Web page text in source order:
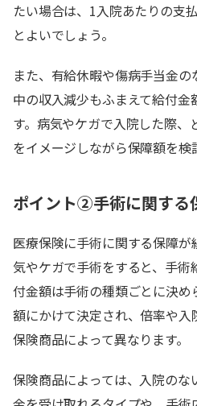
たい場合は、1入院あたりの支
とよいでしょう。
また、有給休暇や傷病手当金
中の収入減少もふまえて給付
す。病気やケガで入院した際
をイメージしながら保障額を検
ポイント②手術に関する
医療保険に手術に関する保障
気やケガで手術をすると、手術
付金額は手術の種類ごとに決
額にかけて決定され、倍率や
保険商品によって異なります。
保険商品によっては、入院のな